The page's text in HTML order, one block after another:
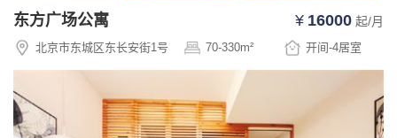
东方广场公寓 ¥ 16000 起/月
北京市东城区东长安街1号 70-330m² 开间-4居室